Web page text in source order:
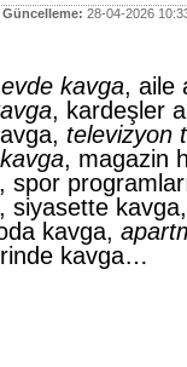
Güncelleme: 28-04-2026
evde kavga, aile
, kardeşler
televizyon
, magazin
, spor
, siyasette
kavga,
kavga…